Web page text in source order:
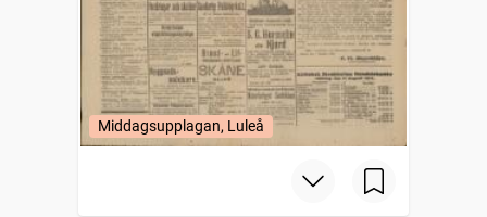
Middagsupplagan, Luleå